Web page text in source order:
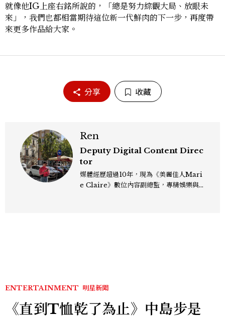
就像他IG上座右銘所說的，「總是努力綜觀大局、放眼未
來」，我們也都相當期待這位新一代鮮肉的下一步，再度帶
來更多作品給大家。
分享 收藏
Ren
Deputy Digital Content Direc
tor
媒體經歷超過10年，現為《美麗佳人Mari
e Claire》數位內容副總監，專精娛樂與
ENTERTAINMENT 明星新聞
《直到T恤乾了為止》中島步是